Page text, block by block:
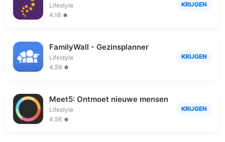
Lifestyle
4.18
KRIJGEN
FamilyWall - Gezinsplanner
Lifestyle
4.59
KRIJGEN
Meet5: Ontmoet nieuwe mensen
Lifestyle
4.56
KRIJGEN